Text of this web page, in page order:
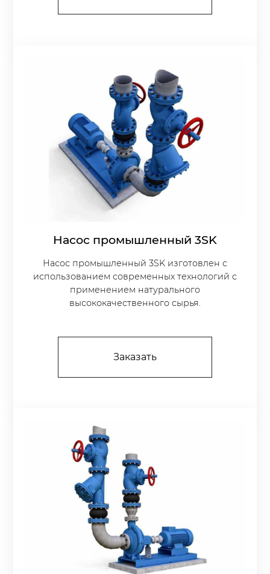
Насос промышленный 3SK
Насос промышленный 3SK изготовлен с
использованием современных технологий с
применением натурального
высококачественного сырья.
Заказать